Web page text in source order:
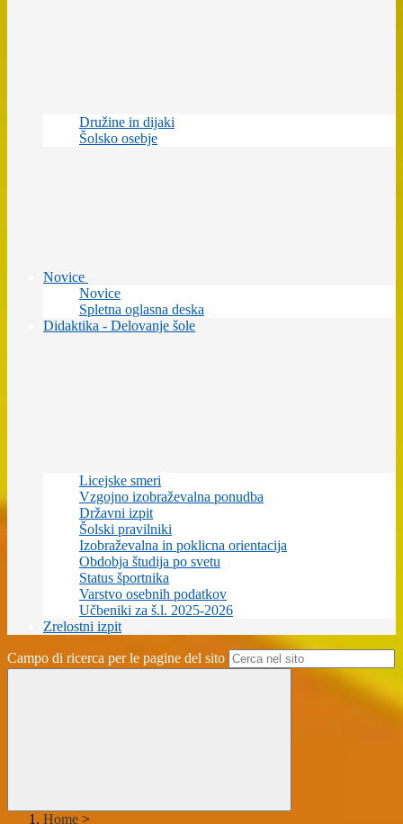
Družine in dijaki
Šolsko osebje
Novice
Novice
Spletna oglasna deska
Didaktika - Delovanje šole
Licejske smeri
Vzgojno izobraževalna ponudba
Državni izpit
Šolski pravilniki
Izobraževalna in poklicna orientacija
Obdobja študija po svetu
Status športnika
Varstvo osebnih podatkov
Učbeniki za š.l. 2025-2026
Zrelostni izpit
Campo di ricerca per le pagine del sito
Home >